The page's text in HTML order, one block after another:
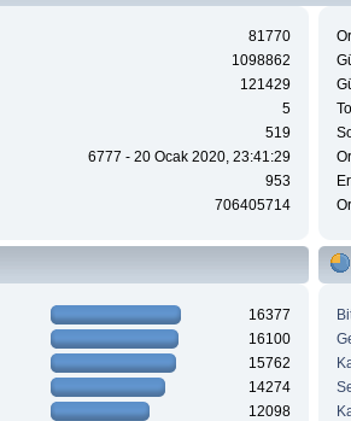
81770
1098862
121429
5
519
6777 - 20 Ocak 2020, 23:41:29
953
706405714
16377
16100
15762
14274
12098